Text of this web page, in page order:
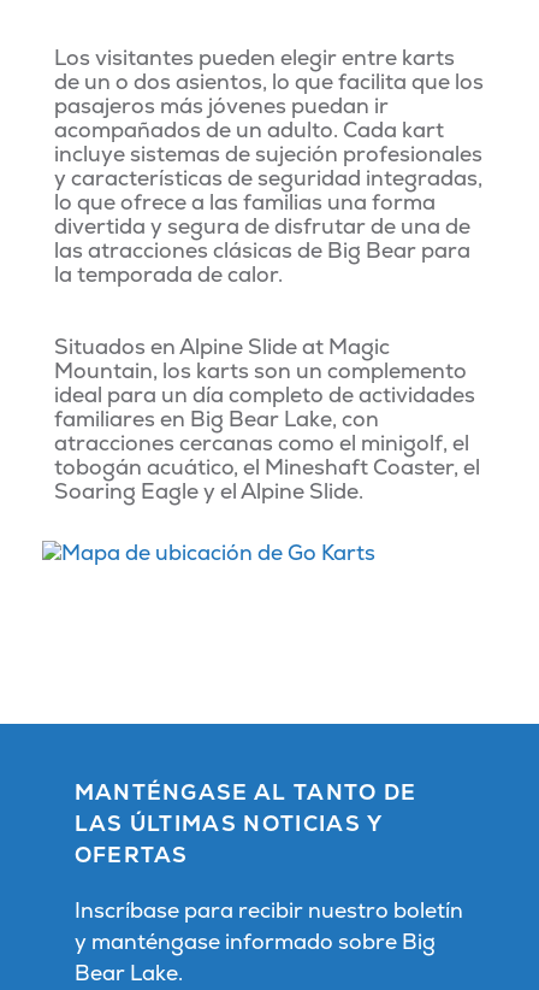
Los visitantes pueden elegir entre karts
de un o dos asientos, lo que facilita que los
pasajeros más jóvenes puedan ir
acompañados de un adulto. Cada kart
incluye sistemas de sujeción profesionales
y características de seguridad integradas,
lo que ofrece a las familias una forma
divertida y segura de disfrutar de una de
las atracciones clásicas de Big Bear para
la temporada de calor.
Situados en Alpine Slide at Magic
Mountain, los karts son un complemento
ideal para un día completo de actividades
familiares en Big Bear Lake, con
atracciones cercanas como el minigolf, el
tobogán acuático, el Mineshaft Coaster, el
Soaring Eagle y el Alpine Slide.
MANTÉNGASE AL TANTO DE
LAS ÚLTIMAS NOTICIAS Y
OFERTAS
Inscríbase para recibir nuestro boletín
y manténgase informado sobre Big
Bear Lake.